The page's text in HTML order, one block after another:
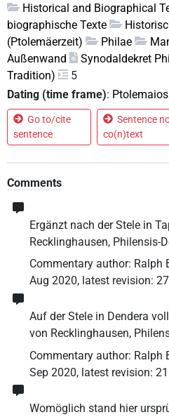
Historical and Biographical
biographische Texte
(Ptolemäerzeit)
Philae
Außenwand
Synodaldekret
Tradition)
5
Dating (time frame):
Go to/cite
sentence
Sentence
co(n)text
Comments
Ergänzt nach der Stele in
Recklinghausen, Philensis-
Commentary author: Ralph
Aug 2020, latest revision:
Auf der Stele in Dendera
von Recklinghausen,
Commentary author: Ralph
Sep 2020, latest revision:
Womöglich stand hier